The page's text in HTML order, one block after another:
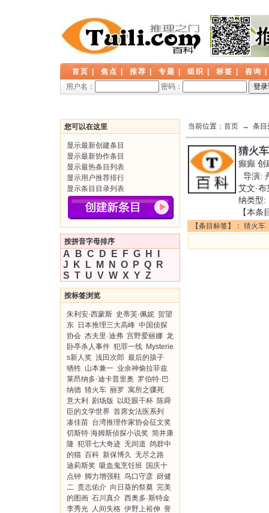
首页 焦点 推荐 专题 组织 标签 咨询
用户名：
密码：
您可以在这里
显示最新创建条目
显示最新协作条目
显示最热条目列表
显示用户推荐排行
显示条目目录列表
按拼音字母排序
A B C D E F G H
J
K L M N O P Q
R
S T U V W X Y Z
按标签浏览
朱利安·西蒙斯 史蒂芙·佩妮 贺望
东 日本推理三大高峰 中国侦探
协会 杰夫里·迪弗 宫野爱丽娜 龙
卧亭杀人事件 犯罪一线 Mysterie
s新人奖 浅田次郎 最后的孩子
牺牲 山本兼一 业余神偷拉菲兹
莱昂纳多·迪卡普里奥 罗伯特·巴
纳德 猜火车 丽罗 寓所之骤死
意大利
剧场版 以眨眼干杯 陈舜
臣的文学世界 首席女法医系列
凑佳苗 台湾推理作家协会征文奖
切斯特·海姆斯侦探小说奖 简井康
隆 犯罪七大奇迹 无间道 鸽群中
的猫 百科 新保博久 无尽之路
迪莉斯奖 吸血鬼烹饪班 国庆十
点钟 脚力增强鞋 鸟口守彦 谺健
二 贵志佑介 向日葵的祭奠 完美
的图画 石川真介 西奥多·斯特金
李秀光 人间失格 伊野上裕伸 誉
当前位置： 首页 → 条目
猜火车
癫癫 创
导演:
艾文·
纳类型:
【本条
【条目标签】： 猜火车